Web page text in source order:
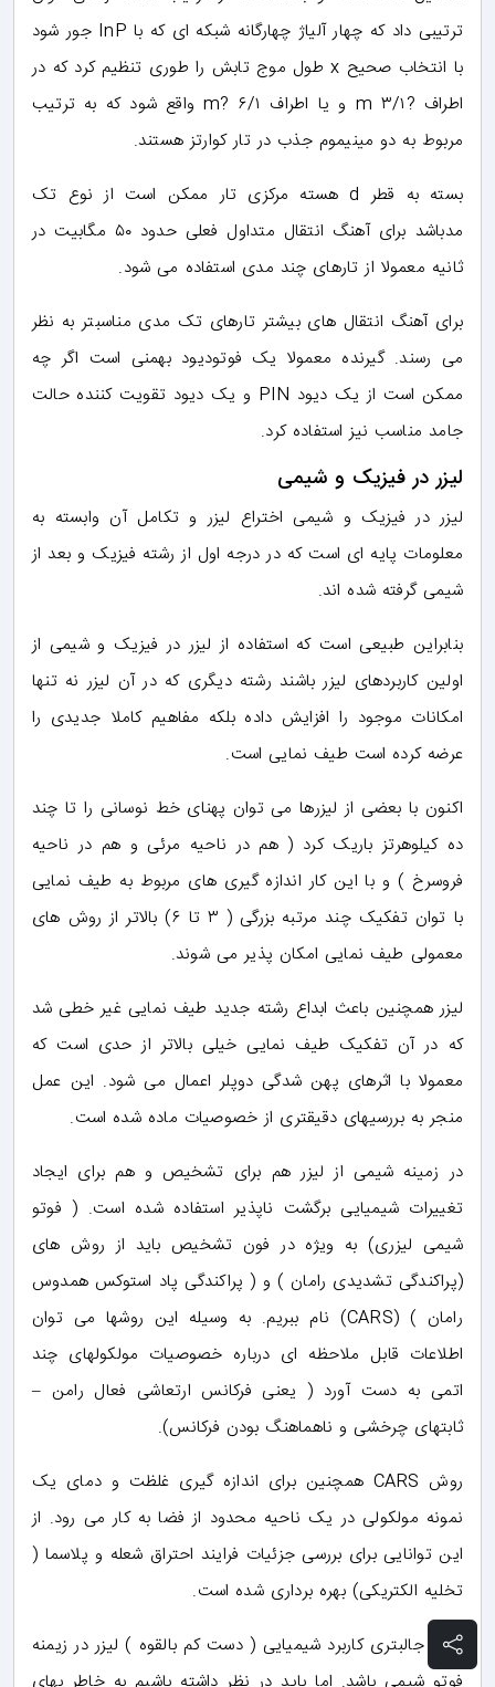
ترتیبی داد که چهار آلیاژ چهارگانه شبکه ای که با InP جور شود
با انتخاب صحیح x طول موج تابش را طوری تنظیم کرد که در
اطراف ?m ۳/۱ و یا اطراف ۶/۱ ?m واقع شود که به ترتیب
مربوط به دو مینیموم جذب در تار کوارتز هستند.
بسته به قطر d هسته مرکزی تار ممکن است از نوع تک
مدباشد برای آهنگ انتقال متداول فعلی حدود ۵۰ مگابیت در
ثانیه معمولا از تارهای چند مدی استفاده می شود.
برای آهنگ انتقال های بیشتر تارهای تک مدی مناسبتر به نظر
می رسند. گیرنده معمولا یک فوتودیود بهمنی است اگر چه
ممکن است از یک دیود PIN و یک دیود تقویت کننده حالت
جامد مناسب نیز استفاده کرد.
لیزر در فیزیک و شیمی
لیزر در فیزیک و شیمی اختراع لیزر و تکامل آن وابسته به
معلومات پایه ای است که در درجه اول از رشته فیزیک و بعد از
شیمی گرفته شده اند.
بنابراین طبیعی است که استفاده از لیزر در فیزیک و شیمی از
اولین کاربردهای لیزر باشند رشته دیگری که در آن لیزر نه تنها
امکانات موجود را افزایش داده بلکه مفاهیم کاملا جدیدی را
عرضه کرده است طیف نمایی است.
اکنون با بعضی از لیزرها می توان پهنای خط نوسانی را تا چند
ده کیلوهرتز باریک کرد ( هم در ناحیه مرئی و هم در ناحیه
فروسرخ ) و با این کار اندازه گیری های مربوط به طیف نمایی
با توان تفکیک چند مرتبه بزرگی ( ۳ تا ۶) بالاتر از روش های
معمولی طیف نمایی امکان پذیر می شوند.
لیزر همچنین باعث ابداع رشته جدید طیف نمایی غیر خطی شد
که در آن تفکیک طیف نمایی خیلی بالاتر از حدی است که
معمولا با اثرهای پهن شدگی دوپلر اعمال می شود. این عمل
منجر به بررسیهای دقیقتری از خصوصیات ماده شده است.
در زمینه شیمی از لیزر هم برای تشخیص و هم برای ایجاد
تغییرات شیمیایی برگشت ناپذیر استفاده شده است. ( فوتو
شیمی لیزری) به ویژه در فون تشخیص باید از روش های
(پراکندگی تشدیدی رامان ) و ( پراکندگی پاد استوکس همدوس
رامان ) (CARS) نام ببریم. به وسیله این روشها می توان
اطلاعات قابل ملاحظه ای درباره خصوصیات مولکولهای چند
اتمی به دست آورد ( یعنی فرکانس ارتعاشی فعال رامن –
ثابتهای چرخشی و ناهماهنگ بودن فرکانس).
روش CARS همچنین برای اندازه گیری غلظت و دمای یک
نمونه مولکولی در یک ناحیه محدود از فضا به کار می رود. از
این توانایی برای بررسی جزئیات فرایند احتراق شعله و پلاسما (
تخلیه الکتریکی) بهره برداری شده است.
شاید جالبتری کاربرد شیمیایی ( دست کم بالقوه ) لیزر در زیمنه